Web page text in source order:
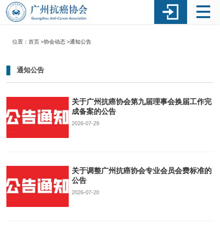
位置：首页 >协会动态>通知公告
通知公告
关于广州抗癌协会第九届理事会换届工作完
成备案的公告
2026-07-29
关于调整广州抗癌协会专业会员会费标准的
公告
2026-07-20